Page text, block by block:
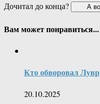
Дочитал до конца?
Вам может понравиться...
Кто обворовал Лувр
20.10.2025